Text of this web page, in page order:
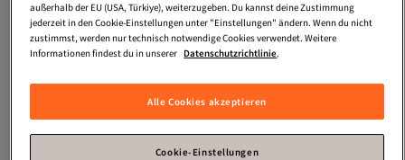
Tagesdecke Bett Gesteppt
Aufbewahrungsbox Baumwolle
Tagesdecke Bett BaumwolleFrottee Bettlaken
Perlen Schmuck
Aufbewahrungsbox StapelbarSchmuck Set Gold
Gewichtsdecke Waschbar
Karaca Rosa Kaffeemaschinen
Karaca Grau Teemaschinen
Karaca Türkische Kaffeemaschine
außerhalb der EU (USA, Türkiye), weiterzugeben. Du kannst deine Zustimmung
jederzeit in den Cookie-Einstellungen unter "Einstellungen" ändern. Wenn du nicht
zustimmst, werden nur technisch notwendige Cookies verwendet. Weitere
Informationen findest du in unserer Datenschutzrichtlinie.
Alle Cookies akzeptieren
Cookie-Einstellungen